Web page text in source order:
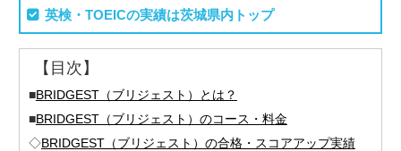
英検・TOEICの実績は茨城県内トップ
【目次】
■BRIDGEST（ブリジェスト）とは？
■BRIDGEST（ブリジェスト）のコース・料金
◇BRIDGEST（ブリジェスト）の合格・スコアアップ実績